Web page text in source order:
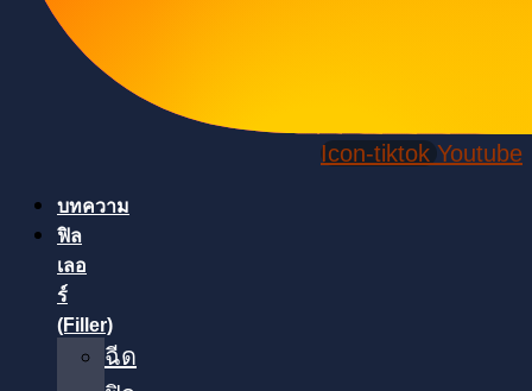
Icon-tiktok Youtube
บทความ
ฟิล
เลอ
ร์
(Filler)
ฉีด